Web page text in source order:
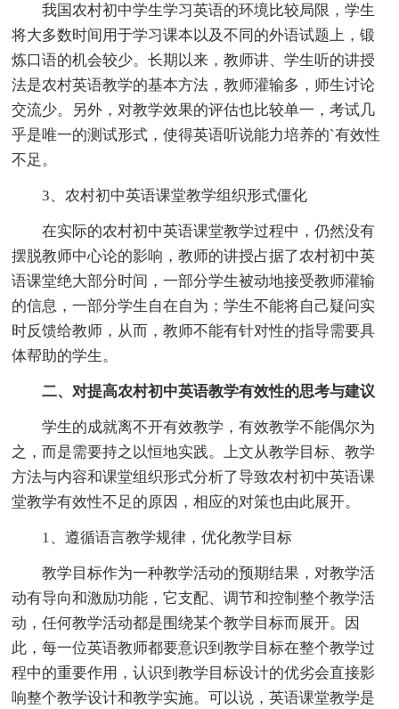
我国农村初中学生学习英语的环境比较局限，学生
将大多数时间用于学习课本以及不同的外语试题上，锻
炼口语的机会较少。长期以来，教师讲、学生听的讲授
法是农村英语教学的基本方法，教师灌输多，师生讨论
交流少。另外，对教学效果的评估也比较单一，考试几
乎是唯一的测试形式，使得英语听说能力培养的`有效性
不足。
3、农村初中英语课堂教学组织形式僵化
在实际的农村初中英语课堂教学过程中，仍然没有
摆脱教师中心论的影响，教师的讲授占据了农村初中英
语课堂绝大部分时间，一部分学生被动地接受教师灌输
的信息，一部分学生自在自为；学生不能将自己疑问实
时反馈给教师，从而，教师不能有针对性的指导需要具
体帮助的学生。
二、对提高农村初中英语教学有效性的思考与建议
学生的成就离不开有效教学，有效教学不能偶尔为
之，而是需要持之以恒地实践。上文从教学目标、教学
方法与内容和课堂组织形式分析了导致农村初中英语课
堂教学有效性不足的原因，相应的对策也由此展开。
1、遵循语言教学规律，优化教学目标
教学目标作为一种教学活动的预期结果，对教学活
动有导向和激励功能，它支配、调节和控制整个教学活
动，任何教学活动都是围绕某个教学目标而展开。因
此，每一位英语教师都要意识到教学目标在整个教学过
程中的重要作用，认识到教学目标设计的优劣会直接影
响整个教学设计和教学实施。可以说，英语课堂教学是